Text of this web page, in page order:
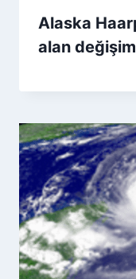
Alaska
alan